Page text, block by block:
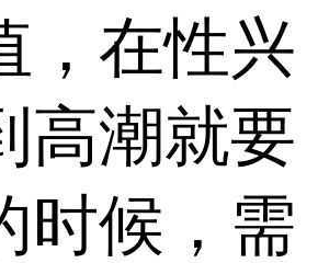
，在性兴
高潮就要
时候，需